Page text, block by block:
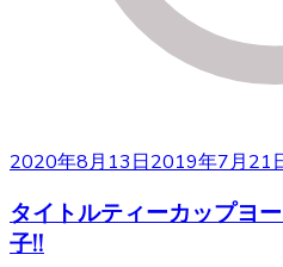
2020年8月13日2019年7月21
タイトルティーカップヨ
子!!